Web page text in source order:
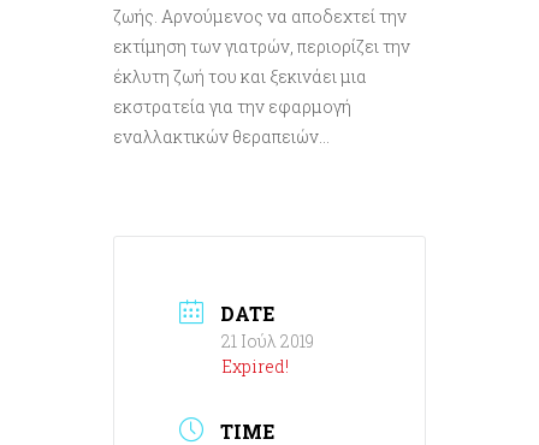
ζωής. Αρνούμενος να αποδεχτεί την
εκτίμηση των γιατρών, περιορίζει την
έκλυτη ζωή του και ξεκινάει μια
εκστρατεία για την εφαρμογή
εναλλακτικών θεραπειών…
DATE
21 Ιούλ 2019
Expired!
TIME